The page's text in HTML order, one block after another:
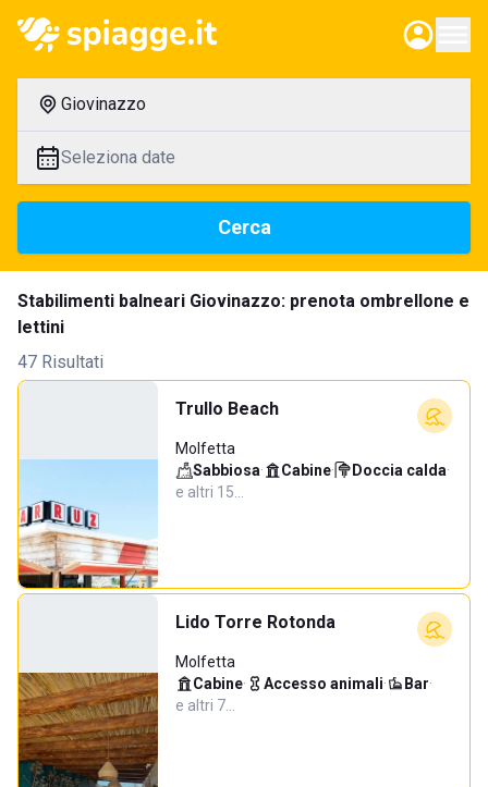
Giovinazzo
Seleziona date
Cerca
Stabilimenti balneari Giovinazzo: prenota ombrellone e
lettini
47 Risultati
Trullo Beach
Molfetta
Sabbiosa· Cabine· Doccia calda·
e altri 15…
Lido Torre Rotonda
Molfetta
Cabine· Accesso animali· Bar·
e altri 7…